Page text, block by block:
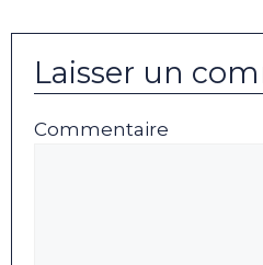
Laisser un
Commentaire